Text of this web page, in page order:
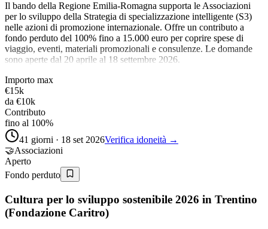
Il bando della Regione Emilia-Romagna supporta le Associazioni
per lo sviluppo della Strategia di specializzazione intelligente (S3)
nelle azioni di promozione internazionale. Offre un contributo a
fondo perduto del 100% fino a 15.000 euro per coprire spese di
viaggio, eventi, materiali promozionali e consulenze. Le domande
sono aperte dal 20 aprile al 18 settembre 2026.
Importo max
€15k
da €10k
Contributo
fino al 100%
41 giorni · 18 set 2026Verifica idoneità →
🤝Associazioni
Aperto
Fondo perduto
Cultura per lo sviluppo sostenibile 2026 in Trentino
(Fondazione Caritro)